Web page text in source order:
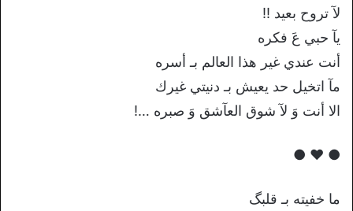
لآ تروح بعيد !!
يآ حبي عَ فكره
أنت عندي غير هذا العالم بـ أسره
مآ اتخيل حد يعيش بـ دنيتي غيرك
الا أنت وَ لآ شوق العآشق وَ صبره …!
● ♥ ●
ما خفيته بـ قلبگ